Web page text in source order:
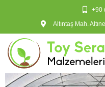
+90
Altıntaş Mah.